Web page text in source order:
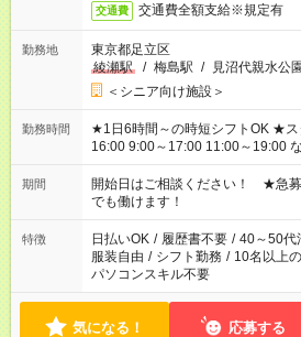
交通費 交通費全額支給※規定有
勤務地
東京都足立区
綾瀬駅
/ 梅島駅 / 見沼代親水公
＜シニア向け施設＞
勤務時間
★1日6時間～の時短シフトOK ★スタート時間選べます！ 7:00～
16:00 9:00～17:00 11:00～19:00 など 残業
場合、他のお仕事と合わせ週40時
ん ※法令に基づき、週20時間以上
となります ※労働者派遣法（日雇
短時間・短期間の就業はご案内が
期間
開始日はご相談ください！ ★急
でも働けます！
特徴 日払いOK / 履歴書不要 / 40～50代
服装自由 / シフト勤務 / 10名以上
パソコンスキル不要
気になる！ 応募する